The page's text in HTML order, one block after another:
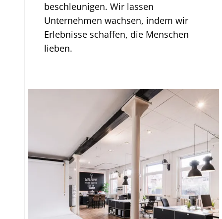
beschleunigen. Wir lassen
Unternehmen wachsen, indem wir
Erlebnisse schaffen, die Menschen
lieben.